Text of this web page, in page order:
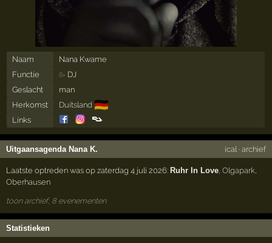
Naam
Nana Kwame
Functie
8× DJ
Geslacht
man
Herkomst
Duitsland 🇩🇪
Links
Uitgaansagenda Nana K. ical· archief
Laatste optreden was op zaterdag 4 juli 2026:Ruhr In Love ,Olgapark
Oberhausen
toon archief, 8 evenementen
Statistieken